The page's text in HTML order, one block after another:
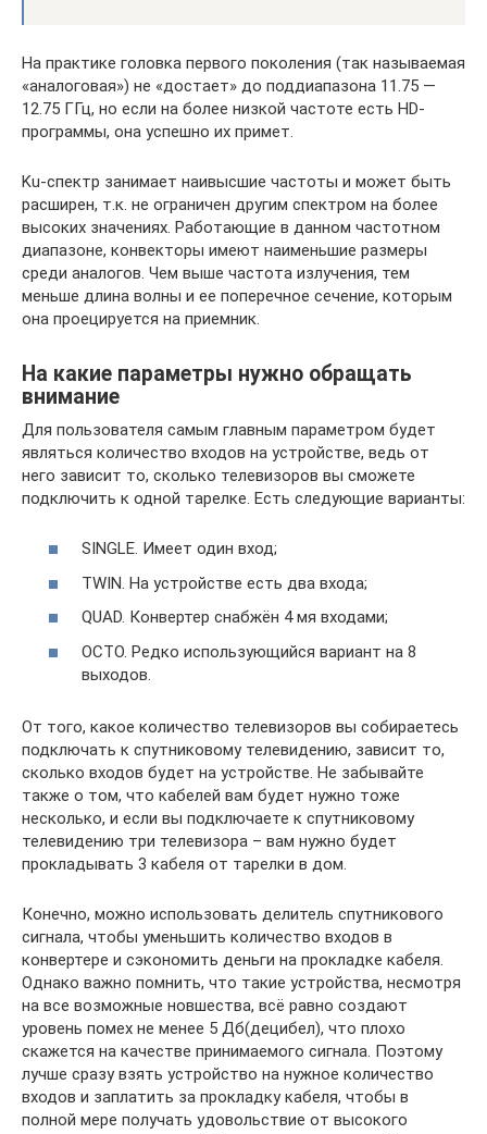
На практике головка первого поколения (так называемая
«аналоговая») не «достает» до поддиапазона 11.75 —
12.75 ГГц, но если на более низкой частоте есть HD-
программы, она успешно их примет.
Ku-спектр занимает наивысшие частоты и может быть
расширен, т.к. не ограничен другим спектром на более
высоких значениях. Работающие в данном частотном
диапазоне, конвекторы имеют наименьшие размеры
среди аналогов. Чем выше частота излучения, тем
меньше длина волны и ее поперечное сечение, которым
она проецируется на приемник.
На какие параметры нужно обращать
внимание
Для пользователя самым главным параметром будет
являться количество входов на устройстве, ведь от
него зависит то, сколько телевизоров вы сможете
подключить к одной тарелке. Есть следующие варианты:
SINGLE. Имеет один вход;
TWIN. На устройстве есть два входа;
QUAD. Конвертер снабжён 4 мя входами;
OCTO. Редко использующийся вариант на 8
выходов.
От того, какое количество телевизоров вы собираетесь
подключать к спутниковому телевидению, зависит то,
сколько входов будет на устройстве. Не забывайте
также о том, что кабелей вам будет нужно тоже
несколько, и если вы подключаете к спутниковому
телевидению три телевизора – вам нужно будет
прокладывать 3 кабеля от тарелки в дом.
Конечно, можно использовать делитель спутникового
сигнала, чтобы уменьшить количество входов в
конвертере и сэкономить деньги на прокладке кабеля.
Однако важно помнить, что такие устройства, несмотря
на все возможные новшества, всё равно создают
уровень помех не менее 5 Дб(децибел), что плохо
скажется на качестве принимаемого сигнала. Поэтому
лучше сразу взять устройство на нужное количество
входов и заплатить за прокладку кабеля, чтобы в
полной мере получать удовольствие от высокого